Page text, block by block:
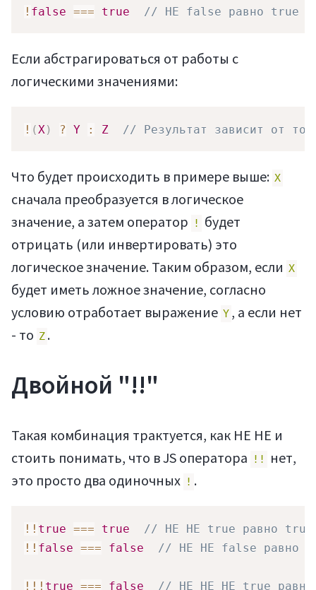
! false === true // НЕ false равно true
Если абстрагироваться от работы с
логическими значениями:
! (X) ? Y : Z // Результат зависит от
Что будет происходить в примере выше: X
сначала преобразуется в логическое
значение, а затем оператор
!
будет
отрицать (или инвертировать) это
логическое значение. Таким образом, если X
будет иметь ложное значение, согласно
условию отработает выражение Y , а если нет
- то Z .
Двойной "!!"
Такая комбинация трактуется, как НЕ НЕ и
стоить понимать, что в JS оператора
!!
нет,
это просто два одиночных ! .
! ! true === true
// НЕ НЕ true равно true
! ! false === false // НЕ НЕ false равно
! ! ! true === false // НЕ НЕ НЕ true